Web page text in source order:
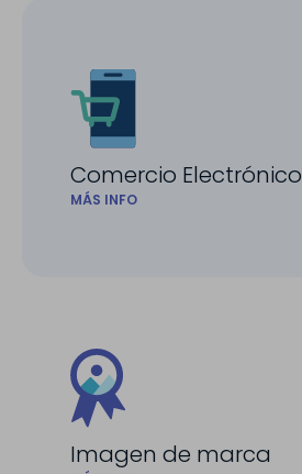
Comercio Electrónico
MÁS INFO
Imagen de marca